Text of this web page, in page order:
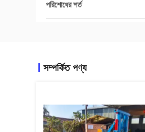
পরিশোধের শর্ত
সম্পর্কিত পণ্য